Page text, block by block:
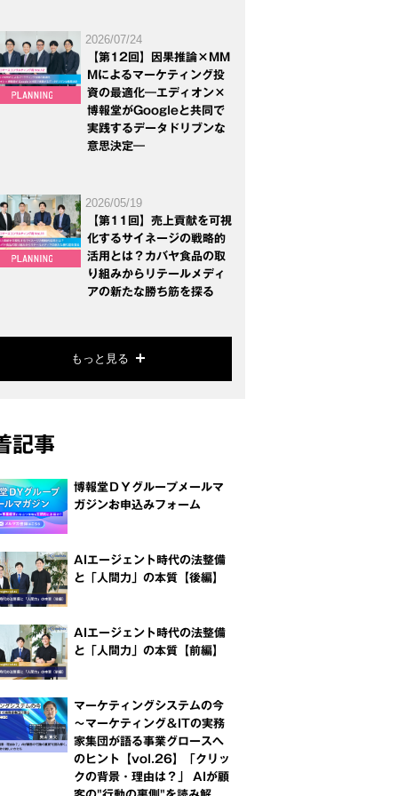
2026/07/24
【第12回】因果推論×MM
Mによるマーケティング投
資の最適化―エディオン×
博報堂がGoogleと共同で
実践するデータドリブンな
意思決定―
2026/05/19
【第11回】売上貢献を可視
化するサイネージの戦略的
活用とは？カバヤ食品の取
り組みからリテールメディ
アの新たな勝ち筋を探る
もっと見る
記事
博報堂ＤＹグループメールマ
ガジンお申込みフォーム
AIエージェント時代の法整備
と「人間力」の本質【後編】
AIエージェント時代の法整備
と「人間力」の本質【前編】
マーケティングシステムの今
～マーケティング＆ITの実務
家集団が語る事業グロースへ
のヒント【vol.26】「クリッ
クの背景・理由は？」 AIが顧